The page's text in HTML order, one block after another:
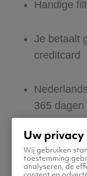
Handige
Je betaalt
creditcard
365
Zeker van
Boek ook
Uw
Wij gebruiken
toestemming
analyseren, de